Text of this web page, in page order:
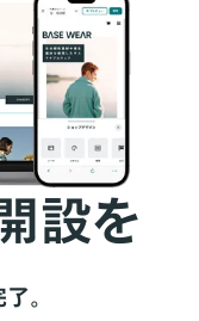
設を
。